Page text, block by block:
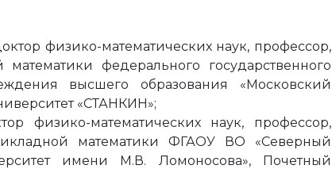
физико-математических наук, профессор,
федерального государственного
высшего образования «Московский
«СТАНКИН»;
физико-математических наук, профессор,
математики ФГАОУ ВО «Северный
имени М.В. Ломоносова», Почетный